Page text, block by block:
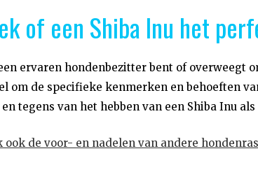
of een Shiba Inu het
ervaren hondenbezitter bent of overweegt
om de specifieke kenmerken en behoeften
tegens van het hebben van een Shiba Inu
ook de voor- en nadelen van andere